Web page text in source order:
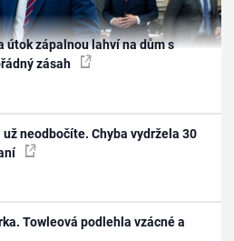
útok zápalnou lahví na dům s
zásah
už neodbočíte. Chyba vydržela 30
Towleová podlehla vzácné a